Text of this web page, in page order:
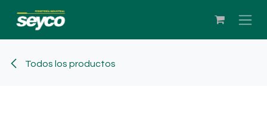
Ir al contenido
Todos los productos